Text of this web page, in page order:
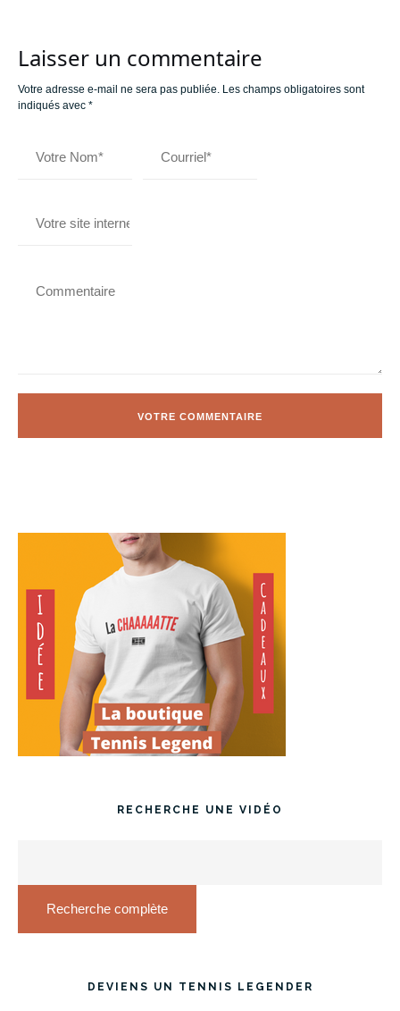
Laisser un commentaire
Votre adresse e-mail ne sera pas publiée. Les champs obligatoires sont
indiqués avec *
RECHERCHE UNE VIDÉO
Recherche complète
DEVIENS UN TENNIS LEGENDER